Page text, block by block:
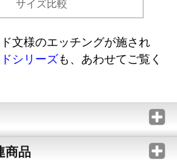
サイズ比較
文様のエッチングが施され
シリーズも、あわせてご覧く
商品